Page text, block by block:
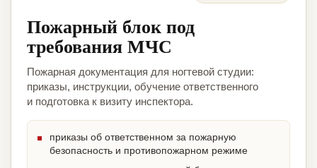
Пожарный блок под
требования МЧС
Пожарная документация для ногтевой студии:
приказы, инструкции, обучение ответственного
и подготовка к визиту инспектора.
приказы об ответственном за пожарную
безопасность и противопожарном режиме